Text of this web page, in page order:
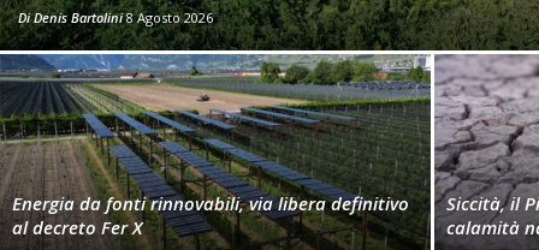
DiDenis Bartolini 8 Agosto 2026
Energia da fonti rinnovabili, via libera definitivo
al decreto Fer X
Siccità, il
calamità